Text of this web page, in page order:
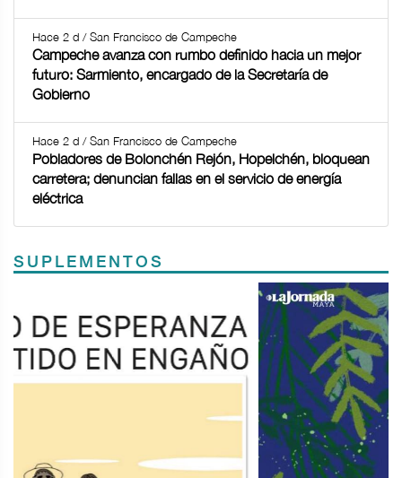
Hace 2 d / San Francisco de Campeche
Campeche avanza con rumbo definido hacia un mejor
futuro: Sarmiento, encargado de la Secretaría de
Gobierno
Hace 2 d / San Francisco de Campeche
Pobladores de Bolonchén Rejón, Hopelchén, bloquean
carretera; denuncian fallas en el servicio de energía
eléctrica
SUPLEMENTOS